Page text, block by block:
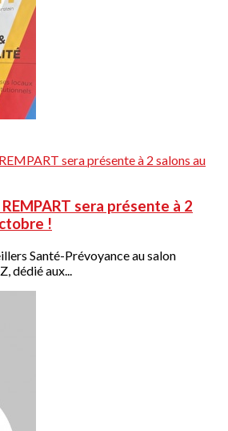
sera présente à 2
!
Santé-Prévoyance au salon
dédié aux...